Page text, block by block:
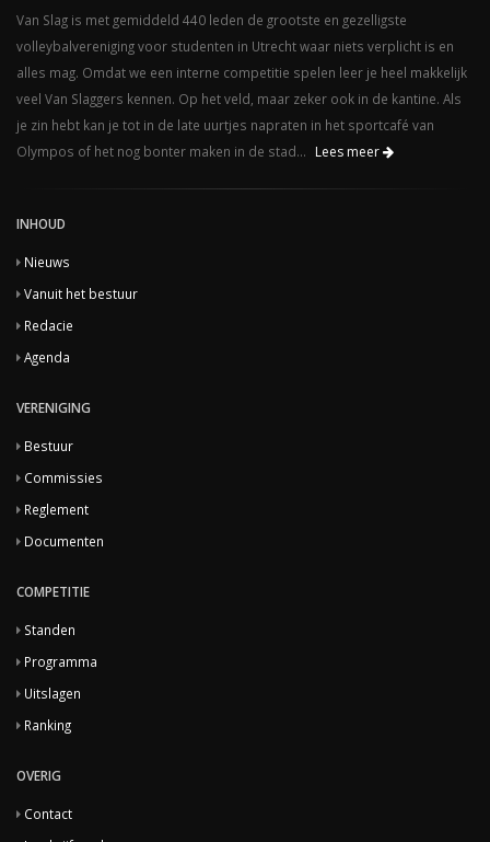
Van Slag is met gemiddeld 440 leden de grootste en gezelligste
volleybalvereniging voor studenten in Utrecht waar niets verplicht is en
alles mag. Omdat we een interne competitie spelen leer je heel makkelijk
veel Van Slaggers kennen. Op het veld, maar zeker ook in de kantine. Als
je zin hebt kan je tot in de late uurtjes napraten in het sportcafé van
Olympos of het nog bonter maken in de stad...
Lees meer
INHOUD
Nieuws
Vanuit het bestuur
Redacie
Agenda
VERENIGING
Bestuur
Commissies
Reglement
Documenten
COMPETITIE
Standen
Programma
Uitslagen
Ranking
OVERIG
Contact